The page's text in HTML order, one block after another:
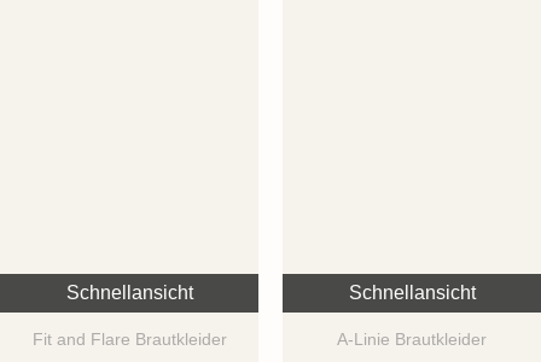
Schnellansicht
Fit and Flare Brautkleider
Schnellansicht
A-Linie Brautkleider